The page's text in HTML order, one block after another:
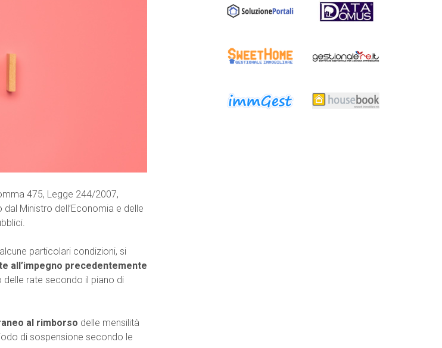
475, Legge 244/2007,
Ministro dell’Economia e delle
particolari condizioni, si
all’impegno precedentemente
rate secondo il piano di
al rimborso delle mensilità
di sospensione secondo le